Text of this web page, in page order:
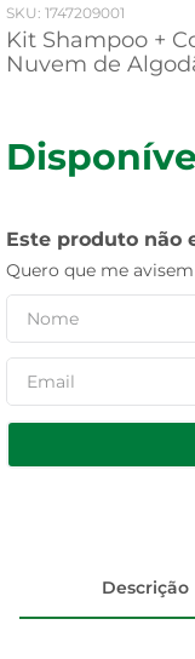
: 1747209001
Kit Shampoo +
Nuvem de
Este produto não
Quero que me
Descrição